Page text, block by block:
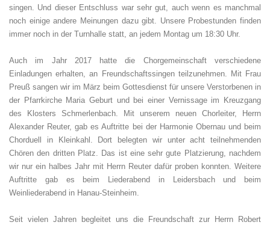
singen. Und dieser Entschluss war sehr gut, auch wenn es manchmal
noch einige andere Meinungen dazu gibt. Unsere Probestunden finden
immer noch in der Turnhalle statt, an jedem Montag um 18:30 Uhr.
Auch im Jahr 2017 hatte die Chorgemeinschaft verschiedene
Einladungen erhalten, an Freundschaftssingen teilzunehmen. Mit Frau
Preuß sangen wir im März beim Gottesdienst für unsere Verstorbenen in
der Pfarrkirche Maria Geburt und bei einer Vernissage im Kreuzgang
des Klosters Schmerlenbach. Mit unserem neuen Chorleiter, Herrn
Alexander Reuter, gab es Auftritte bei der Harmonie Obernau und beim
Chorduell in Kleinkahl. Dort belegten wir unter acht teilnehmenden
Chören den dritten Platz. Das ist eine sehr gute Platzierung, nachdem
wir nur ein halbes Jahr mit Herrn Reuter dafür proben konnten. Weitere
Auftritte gab es beim Liederabend in Leidersbach und beim
Weinliederabend in Hanau-Steinheim.
Seit vielen Jahren begleitet uns die Freundschaft zur Herrn Robert